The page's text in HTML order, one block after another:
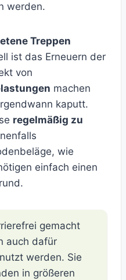
werden.
Treppen
ist das Erneuern der
von
machen
kaputt.
regelmäßig zu
wie
einfach einen
gemacht
auch dafür
werden. Sie
in größeren